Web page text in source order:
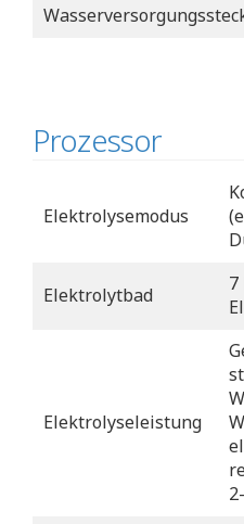
Prozessor
Elektrolysemodus
Elektrolytbad
Elektrolyseleistung